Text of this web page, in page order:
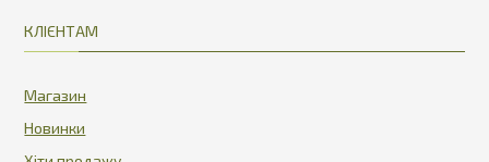
КЛІЄНТАМ
Магазин
Новинки